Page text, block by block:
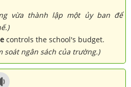
vừa thành lập một ủy ban để
controls the school's budget.
soát ngân sách của trường.)